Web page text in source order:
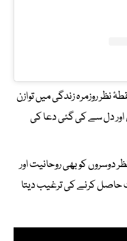
نظر روزمرہ زندگی میں توازن
اور دل سے کی گئی دعا کی
دوسروں کو بھی روحانیت اور
حاصل کرنے کی ترغیب دیتا